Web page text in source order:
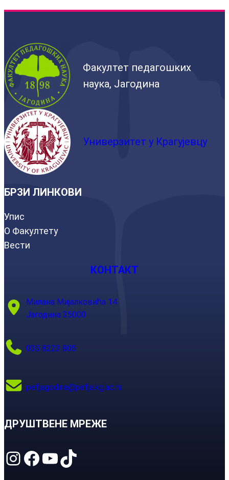
Факултет педагошких
наука, Јагодина
Универзитет у Крагујевцу
БРЗИ ЛИНКОВИ
Упис
О Факултету
Вести
КОНТАКТ
Милана Мијалковића 14
Јагодина 35000
035 8223 805
pefjagodina@pefja.kg.ac.rs
ДРУШТВЕНЕ МРЕЖЕ
Instagram Facebook YouTube TikTok